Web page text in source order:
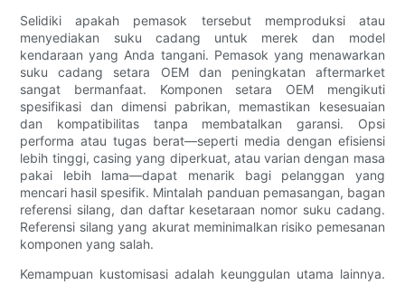
Selidiki apakah pemasok tersebut memproduksi atau
menyediakan suku cadang untuk merek dan model
kendaraan yang Anda tangani. Pemasok yang menawarkan
suku cadang setara OEM dan peningkatan aftermarket
sangat bermanfaat. Komponen setara OEM mengikuti
spesifikasi dan dimensi pabrikan, memastikan kesesuaian
dan kompatibilitas tanpa membatalkan garansi. Opsi
performa atau tugas berat—seperti media dengan efisiensi
lebih tinggi, casing yang diperkuat, atau varian dengan masa
pakai lebih lama—dapat menarik bagi pelanggan yang
mencari hasil spesifik. Mintalah panduan pemasangan, bagan
referensi silang, dan daftar kesetaraan nomor suku cadang.
Referensi silang yang akurat meminimalkan risiko pemesanan
komponen yang salah.
Kemampuan kustomisasi adalah keunggulan utama lainnya.